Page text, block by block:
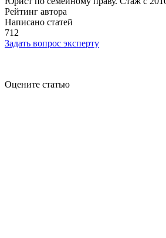
Рейтинг автора
Написано статей
712
Задать вопрос эксперту
Оцените статью